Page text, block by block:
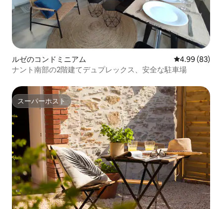
ルゼのコンドミニアム レビュー83
4.99 (83)
ナント南部の2階建てデュプレックス、安全な駐車場
スーパーホスト
スーパーホスト